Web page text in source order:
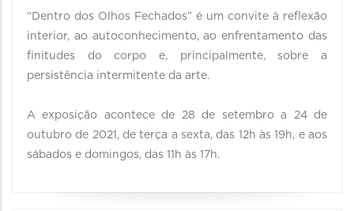
“Dentro dos Olhos Fechados” é um convite à reflexão
interior, ao autoconhecimento, ao enfrentamento das
finitudes do corpo e, principalmente, sobre a
persistência intermitente da arte.
A exposição acontece de 28 de setembro a 24 de
outubro de 2021, de terça a sexta, das 12h às 19h, e aos
sábados e domingos, das 11h às 17h.